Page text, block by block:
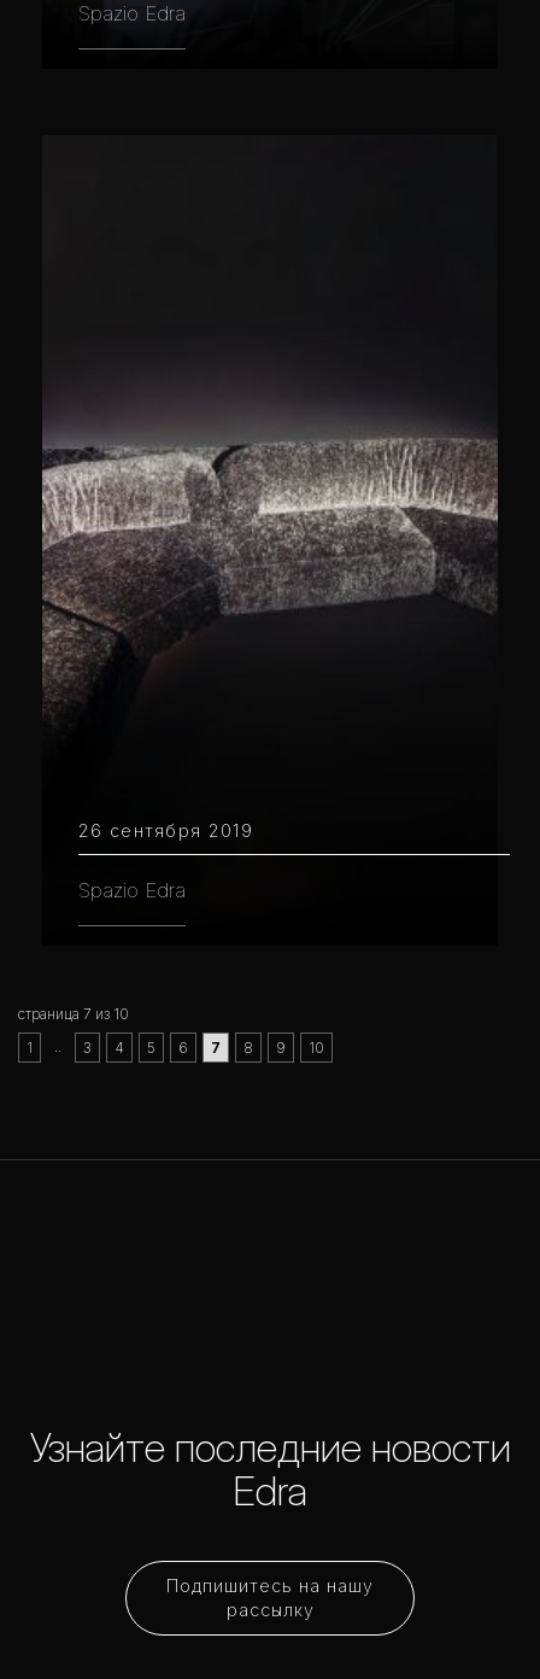
Spazio Edra
26 сентября 2019
Spazio Edra
страница 7 из 10
1
3 4 5 6 7 8 9 10
Подпишитесь на нашу
рассылку
Узнайте последние новости
Edra